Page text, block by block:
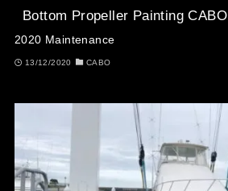
Bottom Propeller Painting CABO
2020 Maintenance
13/12/2020 CABO